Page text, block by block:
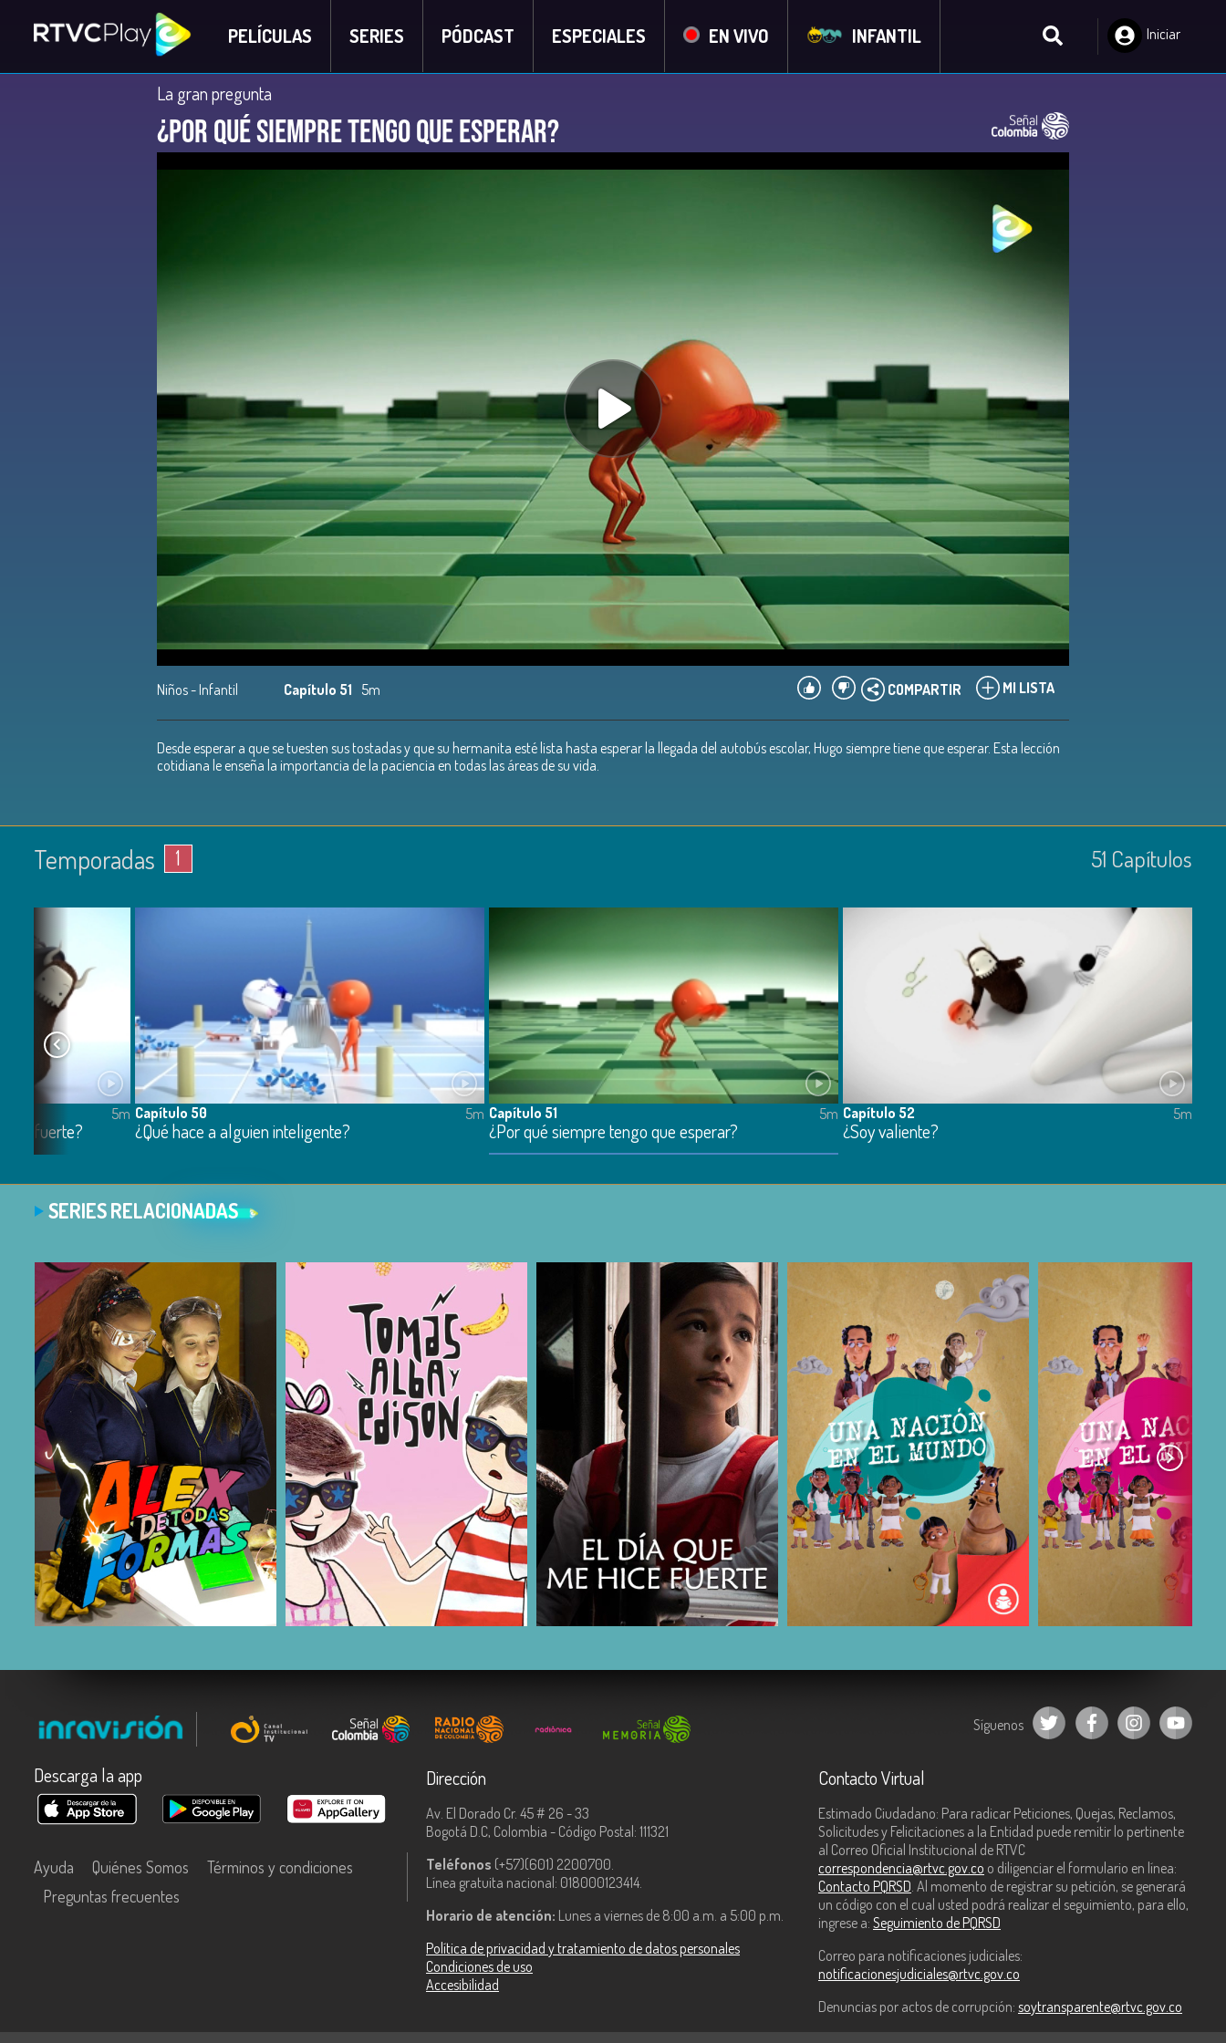
PELÍCULAS SERIES PÓDCAST ESPECIALES EN VIVO INFANTIL
Iniciar
La gran pregunta
¿Por qué siempre tengo que esperar?
Niños - Infantil Capítulo 51 5m MI LISTA
COMPARTIR
Desde esperar a que se tuesten sus tostadas y que su hermanita esté lista hasta esperar la llegada del autobús escolar, Hugo siempre tiene que esperar. Esta lección
cotidiana le enseña la importancia de la paciencia en todas las áreas de su vida.
Temporadas 1 51 Capí­tulos
ser fuerte?
5m Capítulo 50
¿Qué hace a alguien inteligente?
5m Capítulo 51
¿Por qué siempre tengo que esperar?
5m Capítulo 52
¿Soy valiente?
5m
SERIES RELACIONADAS
COMPARTIR COMPARTIR COMPARTIR
Síguenos
Descarga la app
Ayuda Quiénes Somos
Términos y condiciones
Preguntas frecuentes
Dirección
Av. El Dorado Cr. 45 # 26 - 33
Bogotá D.C, Colombia - Código Postal: 111321
Teléfonos (+57)(601) 2200700.
Línea gratuita nacional: 018000123414.
Horario de atención: Lunes a viernes de 8:00 a.m. a 5:00 p.m.
Política de privacidad y tratamiento de datos personales
Condiciones de uso
Accesibilidad
Contacto Virtual
Estimado Ciudadano: Para radicar Peticiones, Quejas, Reclamos,
Solicitudes y Felicitaciones a la Entidad puede remitir lo pertinente
al Correo Oficial Institucional de RTVC
correspondencia@rtvc.gov.co o diligenciar el formulario en línea:
Contacto PQRSD . Al momento de registrar su petición, se generará
un código con el cual usted podrá realizar el seguimiento, para ello,
ingrese a: Seguimiento de PQRSD
Correo para notificaciones judiciales:
notificacionesjudiciales@rtvc.gov.co
Denuncias por actos de corrupción: soytransparente@rtvc.gov.co